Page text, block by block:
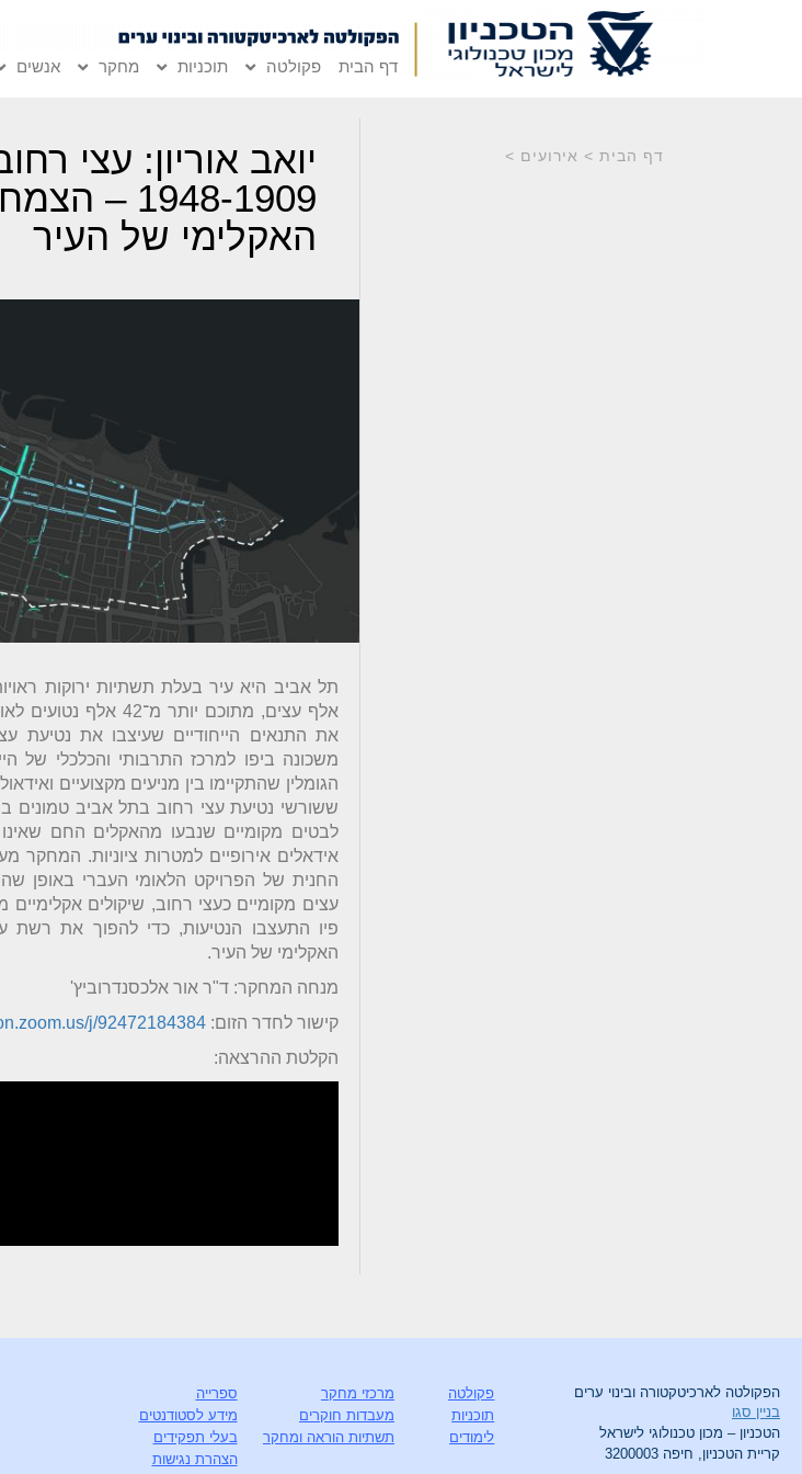
דף הבית פקולטה תוכניות מחקר אנשים
דף הבית > אירועים >
יואב אוריון: עצי
1948-
האקלימי של העיר
אלף עצים, מתוכם יותר
את התנאים הייחודיים שעיצבו את נטיעת
משכונה ביפו למרכז התרבותי והכלכלי של
הגומלין שהתקיימו בין מניעים מקצועיים
ששורשי נטיעת עצי רחוב בתל אביב טמונים
לבטים מקומיים שנבעו מהאקלים החם שאינו
אידאלים אירופיים למטרות ציוניות.
החנית של הפרויקט הלאומי העברי באופן
עצים מקומיים כעצי רחוב, שיקולים
פיו התעצבו הנטיעות, כדי להפוך את
האקלימי של העיר.
מנחה המחקר: ד"ר אור אלכסנדרוביץ'
קישור לחדר הזום:j/92472184384
הקלטת ההרצאה:
הפקולטה לארכיטקטורה ובינוי ערים
בניין סגו
הטכניון – מכון טכנולוגי לישראל
קריית הטכניון, חיפה 3200003
פקולטה
תוכניות
לימודים
מרכזי מחקר
מעבדות חוקרים
תשתיות הוראה ומחקר
ספרייה
מידע לסטודנטים
בעלי תפקידים
הצהרת נגישות